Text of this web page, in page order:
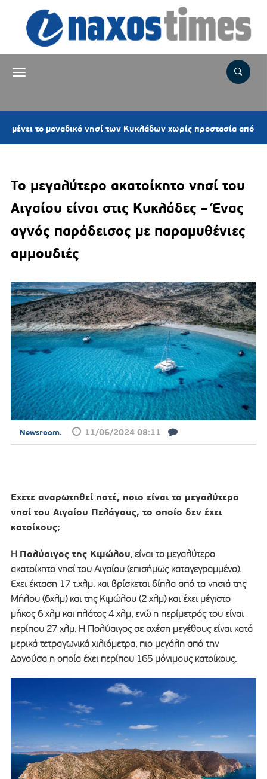
μοναδικό νησί των Κυκλάδων χωρίς προστασία από νέες
To μεγαλύτερο ακατοίκητο νησί του
Αιγαίου είναι στις Κυκλάδες – Ένας
αγνός παράδεισος με παραμυθένιες
αμμουδιές
Newsroom. 11/06/2024 08:11
Έχετε αναρωτηθεί ποτέ, ποιο είναι το μεγαλύτερο
νησί του Αιγαίου Πελάγους, το οποίο δεν έχει
κατοίκους;
Η Πολύαιγος της Κιμώλου, είναι το μεγαλύτερο
ακατοίκητο νησί του Αιγαίου (επισήμως καταγεγραμμένο).
Έχει έκταση 17 τ.χλμ. και βρίσκεται δίπλα από τα νησιά της
Μήλου (6χλμ) και της Κιμώλου (2 χλμ) και έχει μέγιστο
μήκος 6 χλμ και πλάτος 4 χλμ, ενώ η περίμετρός του είναι
περίπου 27 χλμ. Η Πολύαιγος σε σχέση μεγέθους είναι κατά
μερικά τετραγωνικά χιλιόμετρα, πιο μεγάλη από την
Δονούσα η οποία έχει περίπου 165 μόνιμους κατοίκους.